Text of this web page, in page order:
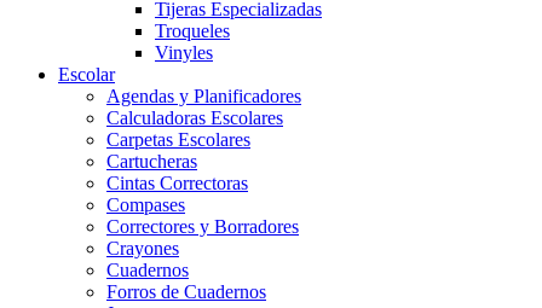
Tijeras Especializadas
Troqueles
Vinyles
Escolar
Agendas y Planificadores
Calculadoras Escolares
Carpetas Escolares
Cartucheras
Cintas Correctoras
Compases
Correctores y Borradores
Crayones
Cuadernos
Forros de Cuadernos